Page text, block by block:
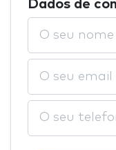
Dados de